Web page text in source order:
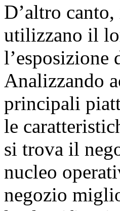
D’altro
utilizzano il
Analizzando
principali
le
si trova il
nucleo
negozio